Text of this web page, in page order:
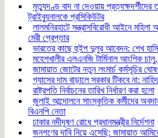
মৃত্যুদণ্ড বাদ না দেওয়ায় প্রত্যক্ষদর্শীদের
ট্রাইব্যুনালকে প্রসিকিউটর
লালমনিরহাটে সন্ত্রাসবিরোধী আইনে
মেরী গ্রেপ্তার
ভারতের কাছে হুইপ দুলুর আবেদন: শেখ
মহেশখালীর এলএনজি টার্মিনাল আংশিক
জামায়াত জোটের নতুন লংমার্চ কর্মসূচির
গ্যাসের দাম বাড়ালে সরকার টিকবে না:
রাষ্ট্রপতি নির্বাচনের তারিখ নির্ধারণ করা হলো
জুলাই আন্দোলনে সাংস্কৃতিক কর্মীদের অবদান
বিএনপি নেতা
ঢাকার নদীদূষণ রোধে প্রধানমন্ত্রীর নির্দেশনা
জনগণের দাবি নিয়ে এসেছি: জামায়াত